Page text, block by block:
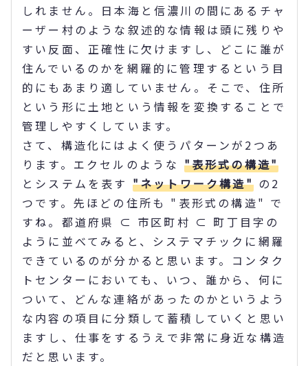
しれません。日本海と信濃川の間にあるチャ
ーザー村のような叙述的な情報は頭に残りや
すい反面、正確性に欠けますし、どこに誰が
住んでいるのかを網羅的に管理するという目
的にもあまり適していません。そこで、住所
という形に土地という情報を変換することで
管理しやすくしています。
さて、構造化にはよく使うパターンが2つあ
ります。エクセルのような "表形式の構造"
とシステムを表す "ネットワーク構造"の2
つです。先ほどの住所も "表形式の構造" で
すね。都道府県 ⊂ 市区町村 ⊂ 町丁目字の
ように並べてみると、システマチックに網羅
できているのが分かると思います。コンタク
トセンターにおいても、いつ、誰から、何に
ついて、どんな連絡があったのかというよう
な内容の項目に分類して蓄積していくと思い
ますし、仕事をするうえで非常に身近な構造
だと思います。